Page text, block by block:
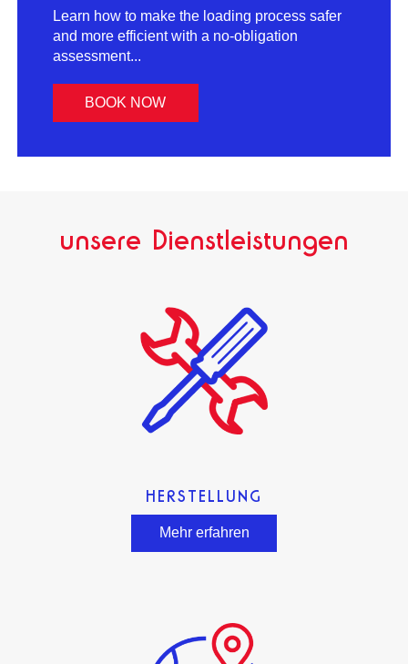
Learn how to make the loading process safer
and more efficient with a no-obligation
assessment...
BOOK NOW
unsere Dienstleistungen
HERSTELLUNG
Mehr erfahren